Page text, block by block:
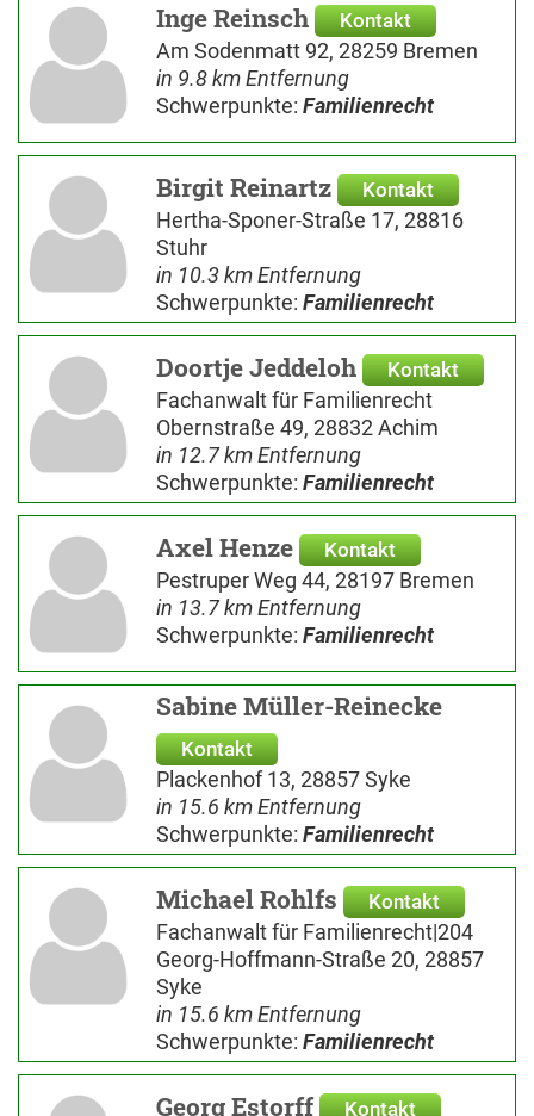
Inge Reinsch Kontakt
Am Sodenmatt 92, 28259 Bremen
in 9.8 km Entfernung
Schwerpunkte: Familienrecht
Birgit Reinartz Kontakt
Hertha-Sponer-Straße 17, 28816
Stuhr
in 10.3 km Entfernung
Schwerpunkte: Familienrecht
Doortje Jeddeloh Kontakt
Fachanwalt für Familienrecht
Obernstraße 49, 28832 Achim
in 12.7 km Entfernung
Schwerpunkte: Familienrecht
Axel Henze Kontakt
Pestruper Weg 44, 28197 Bremen
in 13.7 km Entfernung
Schwerpunkte: Familienrecht
Sabine Müller-Reinecke
Kontakt
Plackenhof 13, 28857 Syke
in 15.6 km Entfernung
Schwerpunkte: Familienrecht
Michael Rohlfs Kontakt
Fachanwalt für Familienrecht|204
Georg-Hoffmann-Straße 20, 28857
Syke
in 15.6 km Entfernung
Schwerpunkte: Familienrecht
Georg Estorff Kontakt